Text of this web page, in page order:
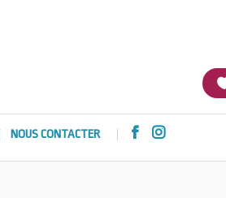
NOUS CONTACTER  